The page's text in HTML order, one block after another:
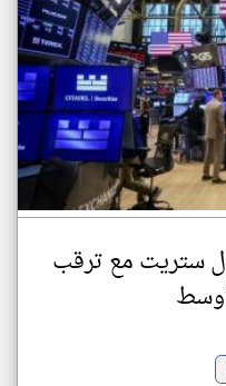
ستريت مع ترقب